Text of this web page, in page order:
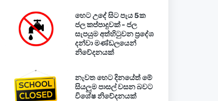
හෙට උදේ සිට පැය 5ක
ජල කප්පාදුවක් - ජල
සැපයුම අත්හිටුවන ප්‍රදේශ
දන්වා මණ්ඩලයෙන්
නිවේදනයක්
නැවත හෙට දිනයේත් මේ
සියලුම පාසල් වසන බවට
විශේෂ නිවේදනයක්